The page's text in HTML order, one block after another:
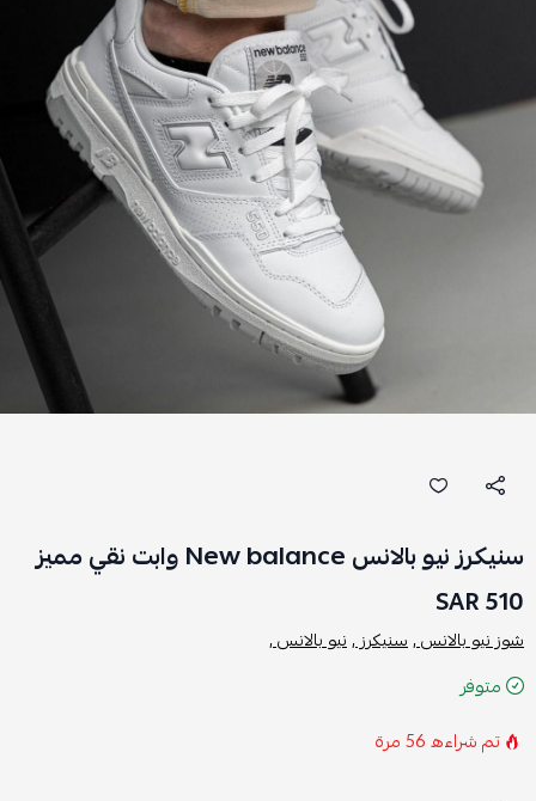
سنيكرز نيو بالانس New balance وابت نقي مميز
510 SAR
شوز نيو بالانس ,سنيكرز ,نيو بالانس ,
متوفر
تم شراءه56مرة